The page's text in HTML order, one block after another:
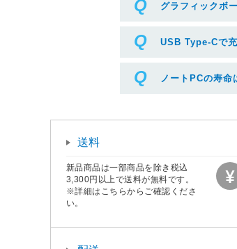
グラフィックボ
USB Type-Cで
ノートPCの寿命
送料
新品商品は一部商品を除き税込
3,300円以上で送料が無料です。
※詳細はこちらからご確認くださ
い。